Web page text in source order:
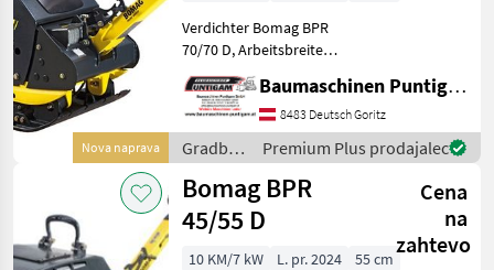
Nova naprava
Verdichter Bomag BPR
70/70 D, Arbeitsbreite
Verbreitungsplatten W1-
Arbeitsbreite 700mm,
inklusive ECONOMIZER -
Verdichtungsanzeige,
Gewich
Baumaschinen Puntigam GmbH
8483 Deutsch Goritz
Gradbeni
stroji /
Bomag
Premium Plus prodajalec
Bomag BPR
45/55 D
Cena
na
zahtevo
10 KM/7 kW L. pr. 2024
55 cm